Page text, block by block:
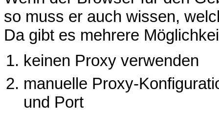
so muss er auch wissen,
Da gibt es mehrere
keinen Proxy verwenden
manuelle Proxy-
und Port